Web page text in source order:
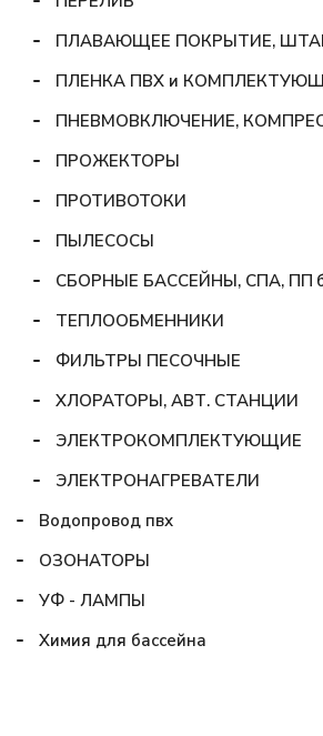
ПЛАВАЮЩЕЕ ПОКРЫТИЕ,
ПЛЕНКА ПВХ и
ПНЕВМОВКЛЮЧЕНИЕ,
ПРОЖЕКТОРЫ
ПРОТИВОТОКИ
ПЫЛЕСОСЫ
СБОРНЫЕ БАССЕЙНЫ, СПА, ПП
ТЕПЛООБМЕННИКИ
ФИЛЬТРЫ ПЕСОЧНЫЕ
ХЛОРАТОРЫ, АВТ. СТАНЦИИ
ЭЛЕКТРОКОМПЛЕКТУЮЩИЕ
ЭЛЕКТРОНАГРЕВАТЕЛИ
Водопровод пвх
ОЗОНАТОРЫ
УФ - ЛАМПЫ
Химия для бассейна